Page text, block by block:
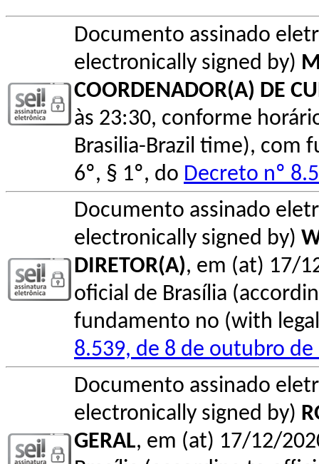
Documento assinado
electronically signed by)
COORDENADOR(A) DE
às 23:30, conforme
Brasilia-Brazil time), com
6º, § 1º, do Decreto nº
Documento assinado
electronically signed by)
DIRETOR(A), em (at) 17/
oficial de Brasília
fundamento no (with
8.539, de 8 de outubro de
Documento assinado
electronically signed by)
GERAL, em (at) 17/12/